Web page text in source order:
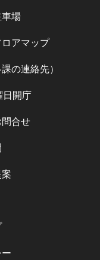
車場
アマップ
の連絡先）
日開庁
問合せ